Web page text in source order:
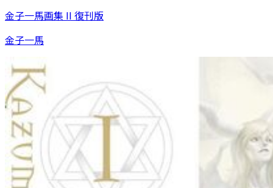
金子一馬画集 II 復刊版
金子一馬